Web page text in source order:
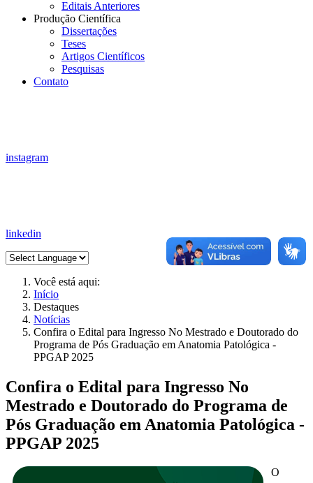
Editais Anteriores
Produção Científica
Dissertações
Teses
Artigos Científicos
Pesquisas
Contato
instagram
linkedin
Você está aqui:
Início
Destaques
Notícias
Confira o Edital para Ingresso No Mestrado e Doutorado do
Programa de Pós Graduação em Anatomia Patológica -
PPGAP 2025
Confira o Edital para Ingresso No
Mestrado e Doutorado do Programa de
Pós Graduação em Anatomia Patológica -
PPGAP 2025
O